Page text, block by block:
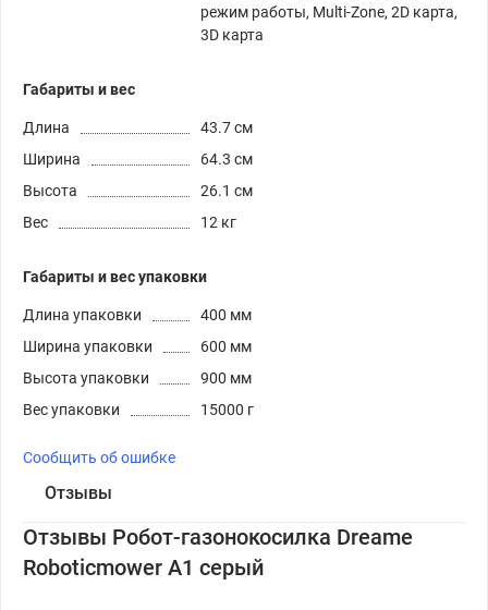
режим работы, Multi-Zone, 2D карта,
3D карта
Габариты и вес
Длина
43.7 см
Ширина
64.3 см
Высота
26.1 см
Вес
12 кг
Габариты и вес упаковки
Длина упаковки
400 мм
Ширина упаковки
600 мм
Высота упаковки
900 мм
Вес упаковки
15000 г
Сообщить об ошибке
Отзывы
Отзывы Робот-газонокосилка Dreame
Roboticmower A1 серый